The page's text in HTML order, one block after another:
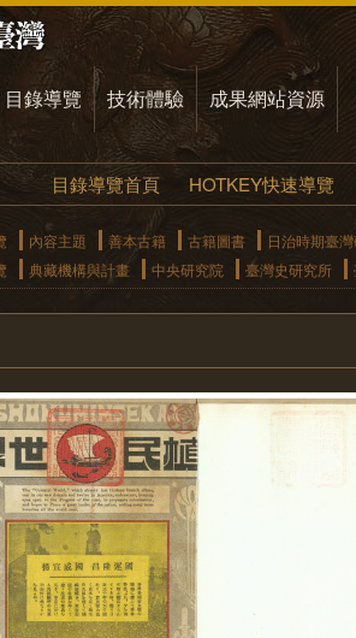
目錄導覽 技術體驗 成果網站資源
目錄導覽首頁 HOTKEY快速導覽
內容主題 善本古籍 古籍圖書
日治時期臺
典藏機構與計畫 中央研究院 臺灣史研究所